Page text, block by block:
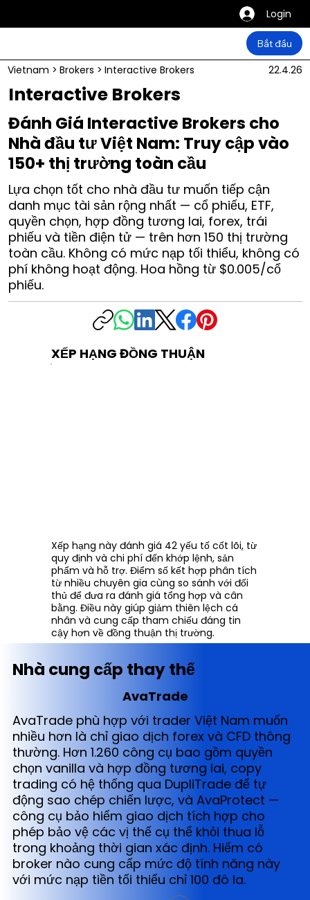
Login
Bắt đầu
Vietnam > Brokers > Interactive Brokers 22.4.26
Interactive Brokers
Đánh Giá Interactive Brokers cho
Nhà đầu tư Việt Nam: Truy cập vào
150+ thị trường toàn cầu
Lựa chọn tốt cho nhà đầu tư muốn tiếp cận
danh mục tài sản rộng nhất — cổ phiếu, ETF,
quyền chọn, hợp đồng tương lai, forex, trái
phiếu và tiền điện tử — trên hơn 150 thị trường
toàn cầu. Không có mức nạp tối thiểu, không có
phí không hoạt động. Hoa hồng từ $0.005/cổ
phiếu.
XẾP HẠNG ĐỒNG THUẬN
Xếp hạng này đánh giá 42 yếu tố cốt lõi, từ
quy định và chi phí đến khớp lệnh, sản
phẩm và hỗ trợ. Điểm số kết hợp phân tích
từ nhiều chuyên gia cùng so sánh với đối
thủ để đưa ra đánh giá tổng hợp và cân
bằng. Điều này giúp giảm thiên lệch cá
nhân và cung cấp tham chiếu đáng tin
cậy hơn về đồng thuận thị trường.
Nhà cung cấp thay thế
AvaTrade
AvaTrade phù hợp với trader Việt Nam muốn
nhiều hơn là chỉ giao dịch forex và CFD thông
thường. Hơn 1.260 công cụ bao gồm quyền
chọn vanilla và hợp đồng tương lai, copy
trading có hệ thống qua DupliTrade để tự
động sao chép chiến lược, và AvaProtect —
công cụ bảo hiểm giao dịch tích hợp cho
phép bảo vệ các vị thế cụ thể khỏi thua lỗ
trong khoảng thời gian xác định. Hiếm có
broker nào cung cấp mức độ tính năng này
với mức nạp tiền tối thiểu chỉ 100 đô la.